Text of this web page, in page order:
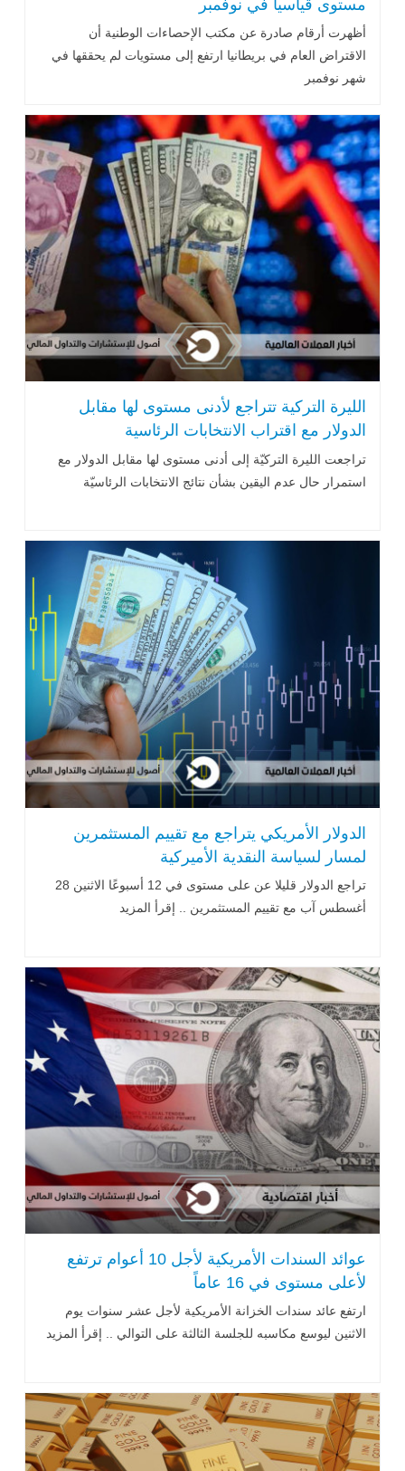
مستوى قياسياً في نوفمبر
أظهرت أرقام صادرة عن مكتب الإحصاءات الوطنية أن
الاقتراض العام في بريطانيا ارتفع إلى مستويات‭‭ ‬‬لم يحققها في
شهر نوفمبر
الليرة التركية تتراجع لأدنى مستوى لها مقابل
الدولار مع اقتراب الانتخابات الرئاسية
تراجعت الليرة التركيّة إلى أدنى مستوى لها مقابل الدولار مع
استمرار حال عدم اليقين بشأن نتائج الانتخابات الرئاسيّة
الدولار الأمريكي يتراجع مع تقييم المستثمرين
لمسار لسياسة النقدية الأميركية
تراجع الدولار قليلا عن على مستوى في 12 أسبوعًا الاثنين 28
أغسطس آب مع تقييم المستثمرين .. إقرأ المزيد
عوائد السندات الأمريكية لأجل 10 أعوام ترتفع
لأعلى مستوى في 16 عاماً
ارتفع عائد سندات الخزانة الأمريكية لأجل عشر سنوات يوم
الاثنين ‏ليوسع مكاسبه للجلسة الثالثة على التوالي .. إقرأ المزيد